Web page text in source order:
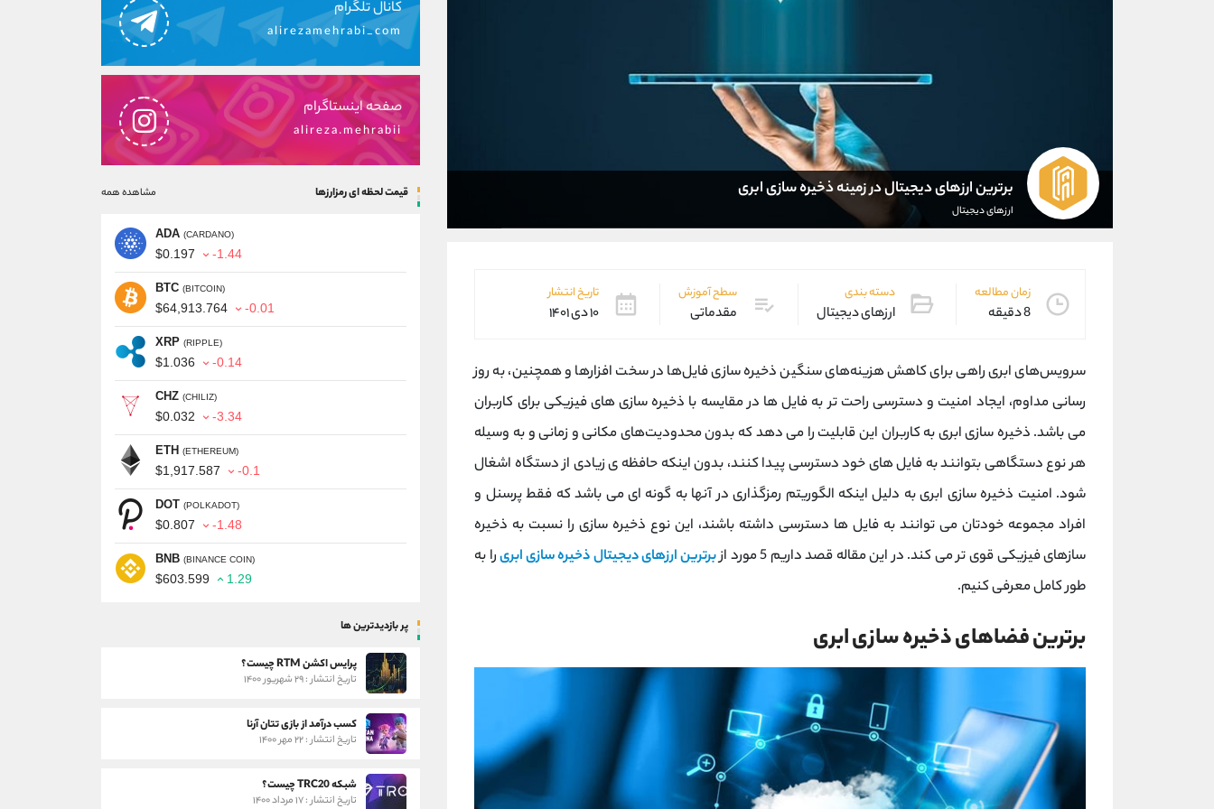
برترین ارزهای دیجیتال در زمینه ذخیره سازی ابری
ارزهای دیجیتال
زمان مطالعه
8 دقیقه
دسته بندی
ارزهای دیجیتال
سطح آموزش
مقدماتی
تاریخ انتشار
۱۰ دی ۱۴۰۱
سرویس‌های ابری راهی برای کاهش هزینه‌های سنگین ذخیره سازی فایل‌ها در سخت افزارها و همچنین، به روز
رسانی مداوم، ایجاد امنیت و دسترسی راحت تر به فایل ها در مقایسه با ذخیره سازی های فیزیکی برای کاربران
می باشد. ذخیره سازی ابری به کاربران این قابلیت را می دهد که بدون محدودیت‌های مکانی و زمانی و به وسیله
هر نوع دستگاهی بتوانند به فایل های خود دسترسی پیدا کنند، بدون اینکه حافظه ی زیادی از دستگاه اشغال
شود. امنیت ذخیره سازی ابری به دلیل اینکه الگوریتم رمزگذاری در آنها به گونه ای می باشد که فقط پرسنل و
افراد مجموعه خودتان می توانند به فایل ها دسترسی داشته باشند، این نوع ذخیره سازی را نسبت به ذخیره
سازهای فیزیکی قوی تر می کند. در این مقاله قصد داریم 5 مورد از
برترین ارزهای دیجیتال ذخیره سازی ابریرا به
طور کامل معرفی کنیم.
برترین فضاهای ذخیره سازی ابری
کانال تلگرام
alirezamehrabi_com
صفحه اینستاگرام
alireza.mehrabii
قیمت لحظه ای رمزارزها مشاهده همه
ADA (CARDANO)
$0.197 -1.44
BTC (BITCOIN)
$64,913.764 -0.01
XRP (RIPPLE)
$1.036 -0.14
CHZ (CHILIZ)
$0.032 -3.34
ETH (ETHEREUM)
$1,917.587 -0.1
DOT (POLKADOT)
$0.807 -1.48
BNB (BINANCE COIN)
$603.599 1.29
پر بازدیدترین ها
پرایس اکشن RTM چیست؟
تاریخ انتشار : ۲۹ شهریور ۱۴۰۰
کسب درآمد از بازی تتان آرنا
تاریخ انتشار : ۲۲ مهر ۱۴۰۰
شبکه TRC20 چیست؟
تاریخ انتشار : ۱۷ مرداد ۱۴۰۰